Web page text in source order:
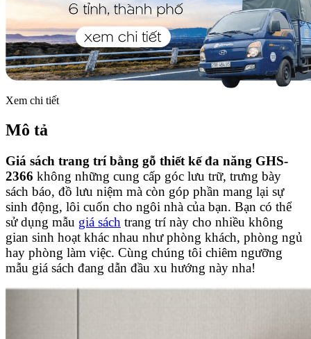
Xem chi tiết
Mô tả
Giá sách trang trí bằng gỗ thiết kế đa năng GHS-
2366 không những cung cấp góc lưu trữ, trưng bày
sách báo, đồ lưu niệm mà còn góp phần mang lại sự
sinh động, lôi cuốn cho ngôi nhà của bạn. Bạn có thể
sử dụng mẫu giá sách trang trí này cho nhiều không
gian sinh hoạt khác nhau như phòng khách, phòng ngủ
hay phòng làm việc. Cùng chúng tôi chiêm ngưỡng
mẫu giá sách đang dẫn đầu xu hướng này nha!